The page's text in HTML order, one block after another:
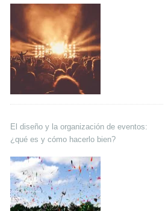
El diseño y la organización de eventos:
¿qué es y cómo hacerlo bien?